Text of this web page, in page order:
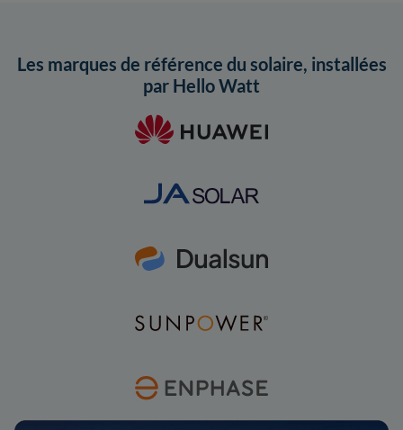
Les marques de référence du solaire, installées
par Hello Watt